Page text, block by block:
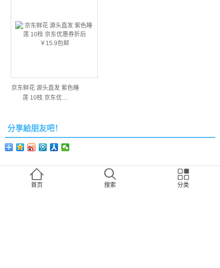
京东鲜花 源头直发 紫色睡
莲 10枝 京东优…
分享給朋友吧！
扫一下到朋友圈
首页 搜索 分类